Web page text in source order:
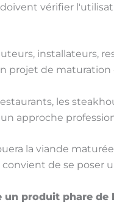
vérifier
installateurs,
projet de
les
approche
la viande
de se poser
un produit phare